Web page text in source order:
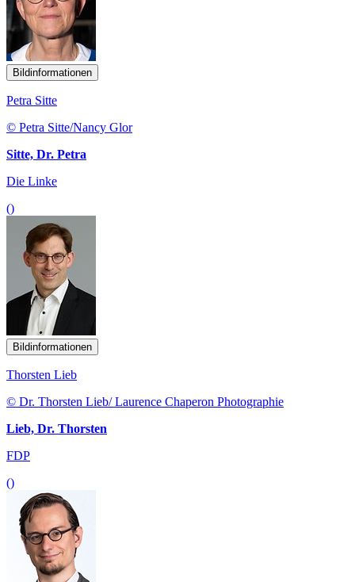
Bildinformationen
Petra Sitte
© Petra Sitte/Nancy Glor
Sitte, Dr. Petra
Die Linke
()
Bildinformationen
Thorsten Lieb
© Dr. Thorsten Lieb/ Laurence Chaperon Photographie
Lieb, Dr. Thorsten
FDP
()